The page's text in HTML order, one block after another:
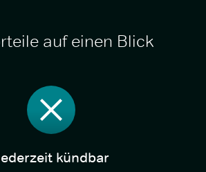
auf einen Blick
kündbar